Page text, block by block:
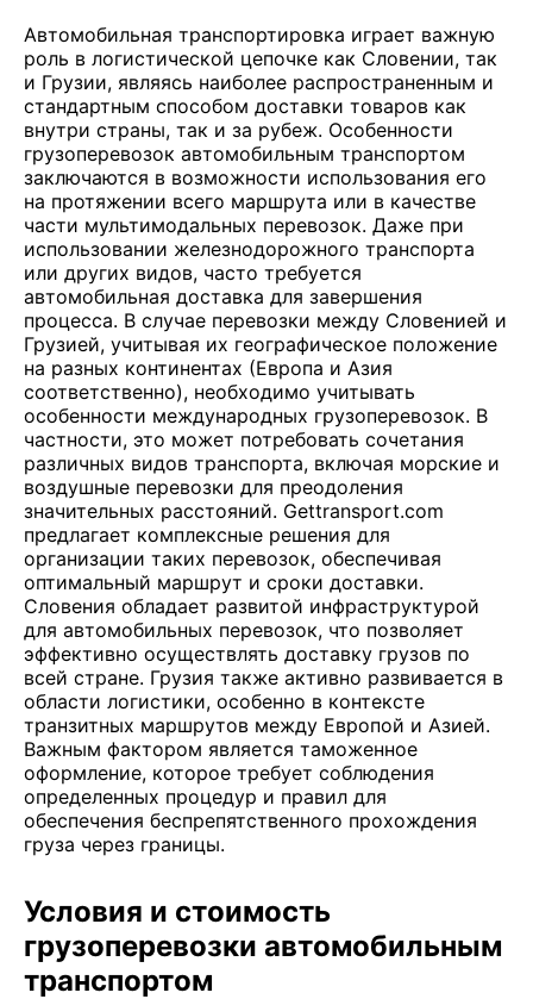
Автомобильная транспортировка играет важную
роль в логистической цепочке как Словении, так
и Грузии, являясь наиболее распространенным и
стандартным способом доставки товаров как
внутри страны, так и за рубеж. Особенности
грузоперевозок автомобильным транспортом
заключаются в возможности использования его
на протяжении всего маршрута или в качестве
части мультимодальных перевозок. Даже при
использовании железнодорожного транспорта
или других видов, часто требуется
автомобильная доставка для завершения
процесса. В случае перевозки между Словенией и
Грузией, учитывая их географическое положение
на разных континентах (Европа и Азия
соответственно), необходимо учитывать
особенности международных грузоперевозок. В
частности, это может потребовать сочетания
различных видов транспорта, включая морские и
воздушные перевозки для преодоления
значительных расстояний. Gettransport.com
предлагает комплексные решения для
организации таких перевозок, обеспечивая
оптимальный маршрут и сроки доставки.
Словения обладает развитой инфраструктурой
для автомобильных перевозок, что позволяет
эффективно осуществлять доставку грузов по
всей стране. Грузия также активно развивается в
области логистики, особенно в контексте
транзитных маршрутов между Европой и Азией.
Важным фактором является таможенное
оформление, которое требует соблюдения
определенных процедур и правил для
обеспечения беспрепятственного прохождения
груза через границы.
Условия и стоимость
грузоперевозки автомобильным
транспортом